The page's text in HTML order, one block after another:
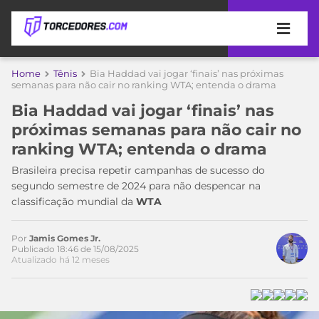
APOSTAS
DE
APOSTA
MELHORES
SITES
DE
APOSTAS
2026
COPA
DO
MUNDO
TIMES
MEU
TIME
CAMPEONATOS
Home Tênis
Bia Haddad vai jogar ‘finais’ nas próximas
semanas para não cair no ranking WTA; entenda o drama
Bia Haddad vai jogar ‘finais’ nas
próximas semanas para não cair no
ranking WTA; entenda o drama
Brasileira precisa repetir campanhas de sucesso do
segundo semestre de 2024 para não despencar na
classificação mundial da WTA
Acesse o perfil do autor
Por Jamis Gomes Jr.
Publicado 18:46 de 15/08/2025
Atualizado há 12 meses